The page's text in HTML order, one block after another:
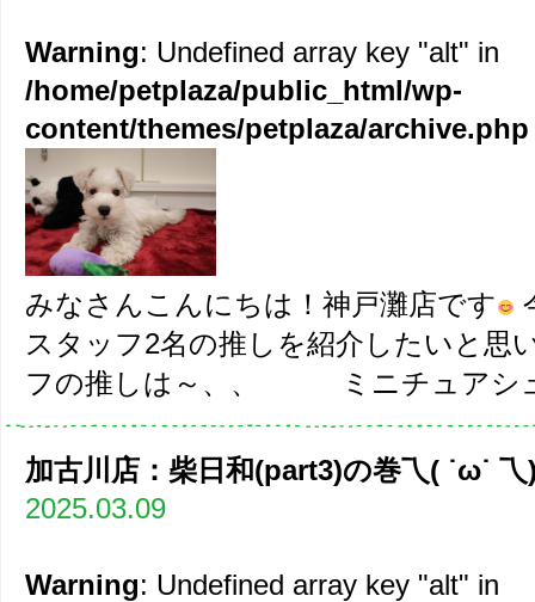
Warning: Undefined array key "alt" in
/home/petplaza/public_html/wp-
content/themes/petplaza/archive.php
みなさんこんにちは！神戸灘店です
スタッフ2名の推しを紹介したいと思
フの推しは～、、 ミニチュアシ
加古川店：柴日和(part3)の巻乁( ˙ω˙ 乁
2025.03.09
Warning: Undefined array key "alt" in